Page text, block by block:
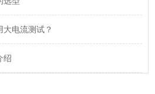
大电流测试？
绍